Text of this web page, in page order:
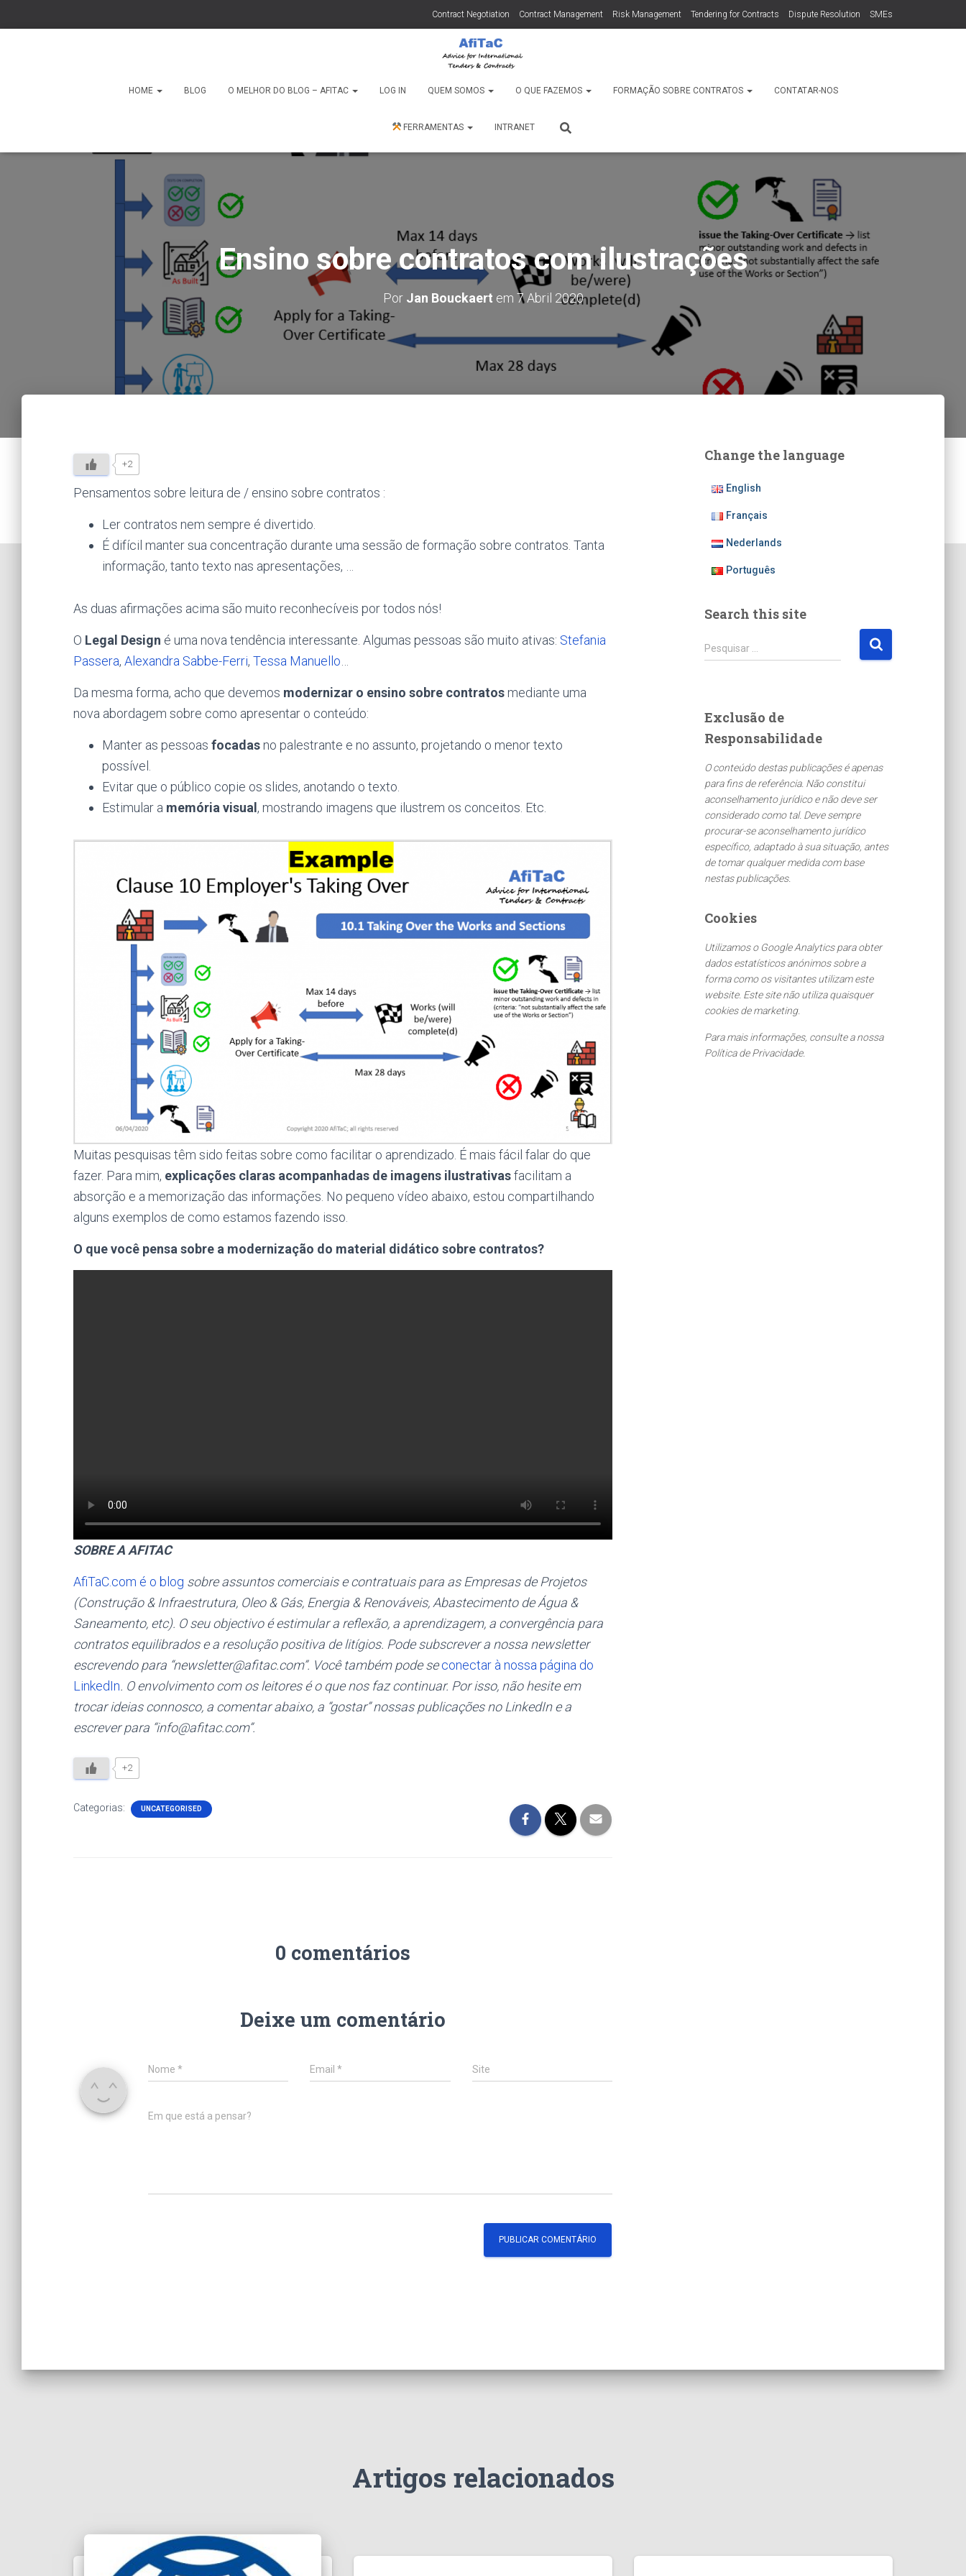
Contract Negotiation Contract Management Risk Management Tendering for Contracts Dispute Resolution SMEs
HOME BLOG O MELHOR DO BLOG – AFITAC LOG IN QUEM SOMOS O QUE FAZEMOS FORMAÇÃO SOBRE CONTRATOS CONTATAR-NOS
FERRAMENTAS INTRANET
Ensino sobre contratos com ilustrações
Por Jan Bouckaert em 7 Abril 2020
+2
Pensamentos sobre leitura de / ensino sobre contratos :
Ler contratos nem sempre é divertido.
É difícil manter sua concentração durante uma sessão de formação sobre contratos. Tanta
informação, tanto texto nas apresentações, …
As duas afirmações acima são muito reconhecíveis por todos nós!
O Legal Design é uma nova tendência interessante. Algumas pessoas são muito ativas: Stefania
Passera, Alexandra Sabbe-Ferri, Tessa Manuello
Da mesma forma, acho que devemos modernizar o ensino sobre contratos mediante uma
nova abordagem sobre como apresentar o conteúdo:
Manter as pessoas focadas no palestrante e no assunto, projetando o menor texto
possível.
Evitar que o público copie os slides, anotando o texto.
Estimular a memória visual , mostrando imagens que ilustrem os conceitos. Etc.
Muitas pesquisas têm sido feitas sobre como facilitar o aprendizado. É mais fácil falar do que
fazer. Para mim, explicações claras acompanhadas de imagens ilustrativasfacilitam a
absorção e a memorização das informações. No pequeno vídeo abaixo, estou compartilhando
alguns exemplos de como estamos fazendo isso.
O que você pensa sobre a modernização do material didático sobre contratos?
SOBRE A AFITAC
AfiTaC.com é o blog sobre assuntos comerciais e contratuais para as Empresas de Projetos
(Construção & Infraestrutura, Oleo & Gás, Energia & Renováveis, Abastecimento de Água &
Saneamento, etc). O seu objectivo é estimular a reflexão, a aprendizagem, a convergência para
contratos equilibrados e a resolução positiva de litígios. Pode subscrever a nossa newsletter
escrevendo para “newsletter@afitac.com”. Você também pode seconectar à nossa página do
LinkedIn. O envolvimento com os leitores é o que nos faz continuar. Por isso, não hesite em
trocar ideias connosco, a comentar abaixo, a “gostar” nossas publicações no LinkedIn e a
escrever para “info@afitac.com”.
+2
Categorias: UNCATEGORISED
0 comentários
Deixe um comentário
Nome * Email* Site
Em que está a pensar?
Change the language
English
Français
Nederlands
Português
Search this site
P
e
i
s
r
p
o
r
:
Pesquisar …
Exclusão de
Responsabilidade
O conteúdo destas publicações é apenas
para fins de referência. Não constitui
aconselhamento jurídico e não deve ser
considerado como tal. Deve sempre
procurar-se aconselhamento jurídico
específico, adaptado à sua situação, antes
de tomar qualquer medida com base
nestas publicações.
Cookies
Utilizamos o Google Analytics para obter
dados estatísticos anónimos sobre a
forma como os visitantes utilizam este
website. Este site não utiliza quaisquer
cookies de marketing.
Para mais informações, consulte a nossa
Política de Privacidade.
Artigos relacionados